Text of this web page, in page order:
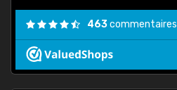
463commentaires